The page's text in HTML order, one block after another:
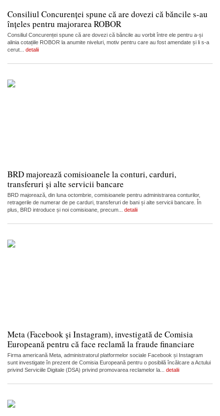
Consiliul Concurenței spune că are dovezi că băncile s-au
înțeles pentru majorarea ROBOR
Consiliul Concurenței spune că are dovezi că băncile au vorbit între ele pentru a-și
alinia cotațiile ROBOR la anumite niveluri, motiv pentru care au fost amendate și li s-a
cerut... detalii
BRD majorează comisioanele la conturi, carduri,
transferuri și alte servicii bancare
BRD majorează, din luna octombrie, comisioanele pentru administrarea conturilor,
retragerile de numerar de pe carduri, transferuri de bani și alte servicii bancare. În
plus, BRD introduce și noi comisioane, precum... detalii
Meta (Facebook și Instagram), investigată de Comisia
Europeană pentru că face reclamă la fraude financiare
Firma americană Meta, administratorul platformelor sociale Facebook și Instagram
sunt investigate în prezent de Comisia Europeană pentru o posibilă încălcare a Actului
privind Serviciile Digitale (DSA) privind promovarea reclamelor la... detalii